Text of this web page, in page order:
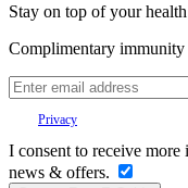
Stay on top of your
Complimentary
Privacy
I consent to receive more
news & offers.